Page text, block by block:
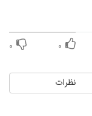
۰ ۰
نظرات